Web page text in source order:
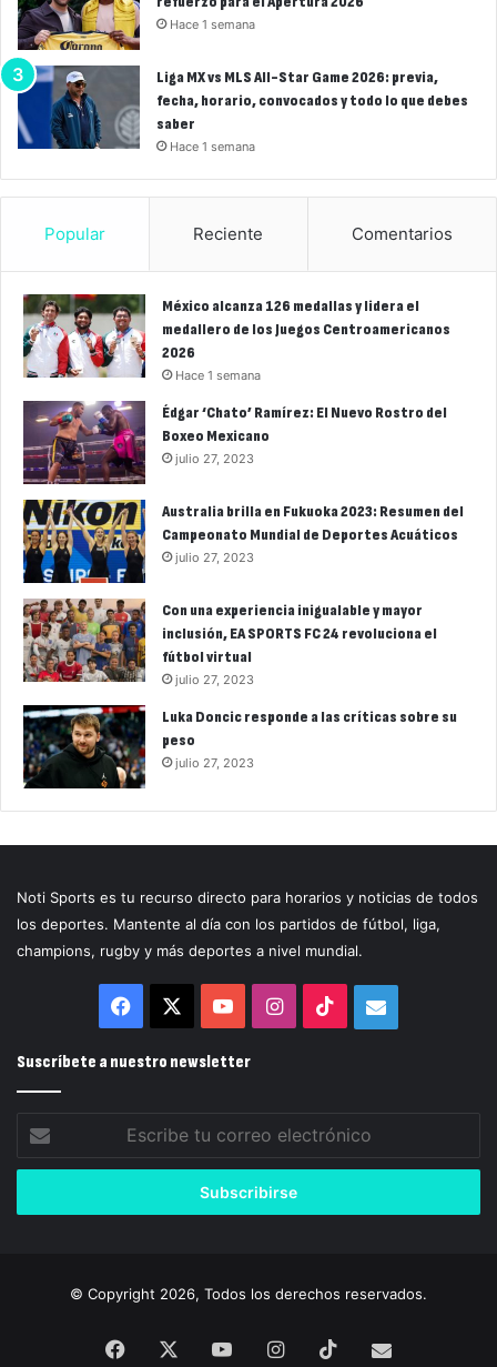
Hace 1 semana
Liga MX vs MLS All-Star Game 2026: previa,
fecha, horario, convocados y todo lo que debes
saber
Hace 1 semana
Popular Reciente Comentarios
México alcanza 126 medallas y lidera el
medallero de los Juegos Centroamericanos
2026
Hace 1 semana
Édgar ‘Chato’ Ramírez: El Nuevo Rostro del
Boxeo Mexicano
julio 27, 2023
Australia brilla en Fukuoka 2023: Resumen del
Campeonato Mundial de Deportes Acuáticos
julio 27, 2023
Con una experiencia inigualable y mayor
inclusión, EA SPORTS FC 24 revoluciona el
fútbol virtual
julio 27, 2023
Luka Doncic responde a las críticas sobre su
peso
julio 27, 2023
Noti Sports es tu recurso directo para horarios y noticias de todos
los deportes. Mantente al día con los partidos de fútbol, liga,
champions, rugby y más deportes a nivel mundial.
Facebook YouTubeInstagram
TikTokCorreo
Suscríbete a nuestro newsletter
correo
© Copyright 2026, Todos los derechos reservados.
Facebook YouTubeInstagram
TikTokCorreo